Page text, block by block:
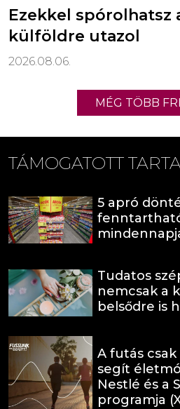
Ezekkel spórolhatsz
külföldre utazol
2026.08.06.
MÉG TÖBB
TÁMOGATOTT
5 apró
Tudatos
nemcsak a
belsődre is
A futás
segít
Nestlé és a
programja